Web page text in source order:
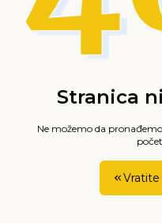
Stranica
Ne možemo da